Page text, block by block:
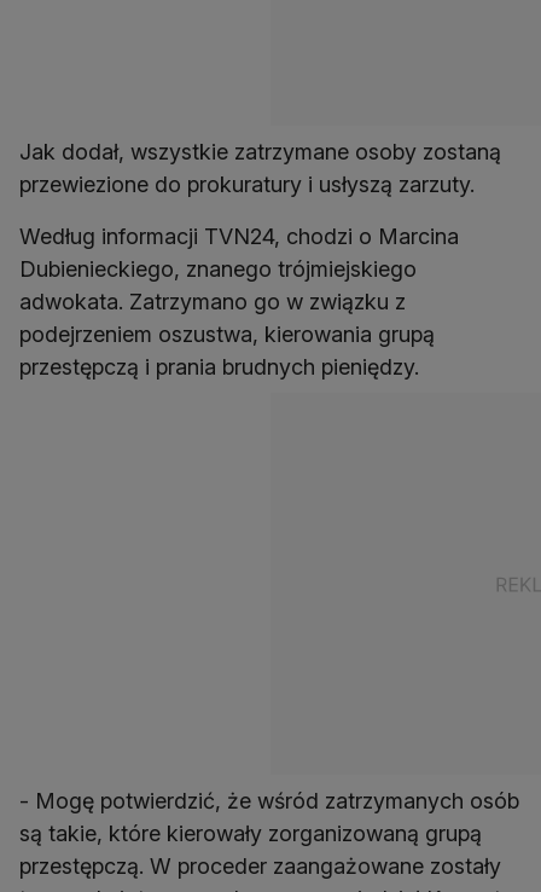
Jak dodał, wszystkie zatrzymane osoby zostaną
przewiezione do prokuratury i usłyszą zarzuty.
Według informacji TVN24, chodzi o Marcina
Dubienieckiego, znanego trójmiejskiego
adwokata. Zatrzymano go w związku z
podejrzeniem oszustwa, kierowania grupą
przestępczą i prania brudnych pieniędzy.
- Mogę potwierdzić, że wśród zatrzymanych osób
są takie, które kierowały zorganizowaną grupą
przestępczą. W proceder zaangażowane zostały